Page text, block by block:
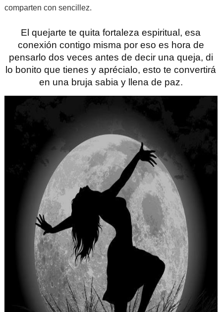
comparten con sencillez.
El quejarte te quita fortaleza espiritual, esa
conexión contigo misma por eso es hora de
pensarlo dos veces antes de decir una queja, di
lo bonito que tienes y aprécialo, esto te convertirá
en una bruja sabia y llena de paz.